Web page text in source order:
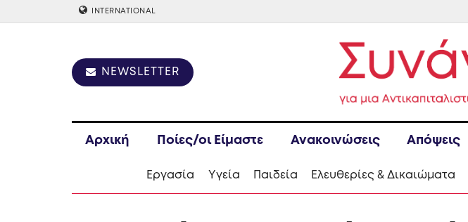
INTERNATIONAL
NEWSLETTER
Αρχική Ποίες/οι Είμαστε Ανακοινώσεις Απόψεις
Εργασία Υγεία Παιδεία Ελευθερίες & Δικαιώματα